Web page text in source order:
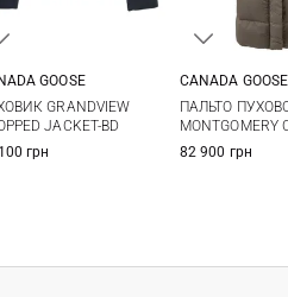
GOOSE
GRANDVIEW
JACKET-BD
грн
CANADA GOOSE
ПАЛЬТО
MONTGOMERY
82 900 грн